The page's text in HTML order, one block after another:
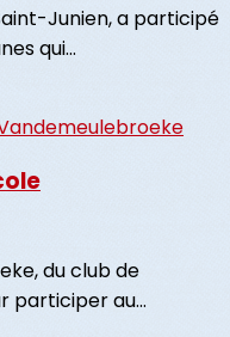
Junien, a participé
qui...
du club de
participer au...